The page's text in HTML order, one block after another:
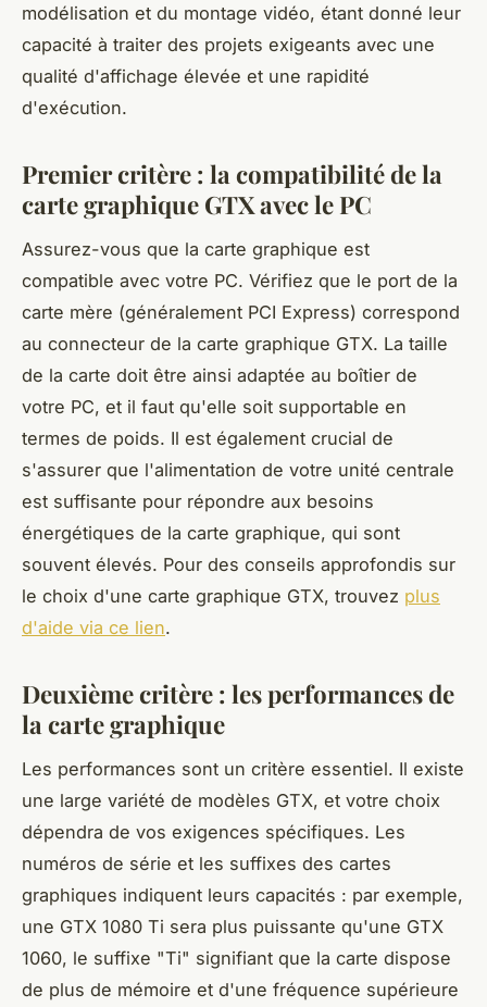
modélisation et du montage vidéo, étant donné leur
capacité à traiter des projets exigeants avec une
qualité d'affichage élevée et une rapidité
d'exécution.
Premier critère : la compatibilité de la
carte graphique GTX avec le PC
Assurez-vous que la carte graphique est
compatible avec votre PC. Vérifiez que le port de la
carte mère (généralement PCI Express) correspond
au connecteur de la carte graphique GTX. La taille
de la carte doit être ainsi adaptée au boîtier de
votre PC, et il faut qu'elle soit supportable en
termes de poids. Il est également crucial de
s'assurer que l'alimentation de votre unité centrale
est suffisante pour répondre aux besoins
énergétiques de la carte graphique, qui sont
souvent élevés. Pour des conseils approfondis sur
le choix d'une carte graphique GTX, trouvez plus
d'aide via ce lien.
Deuxième critère : les performances de
la carte graphique
Les performances sont un critère essentiel. Il existe
une large variété de modèles GTX, et votre choix
dépendra de vos exigences spécifiques. Les
numéros de série et les suffixes des cartes
graphiques indiquent leurs capacités : par exemple,
une GTX 1080 Ti sera plus puissante qu'une GTX
1060, le suffixe "Ti" signifiant que la carte dispose
de plus de mémoire et d'une fréquence supérieure